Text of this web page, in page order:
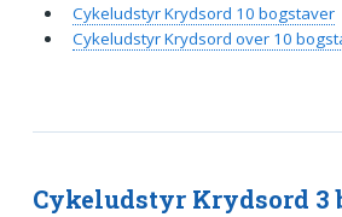
Cykeludstyr Krydsord 3
Cykeludstyr Krydsord 10 bogstaver
Cykeludstyr Krydsord over 10